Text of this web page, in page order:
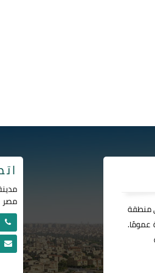
منطقة
عمومًا.
مصر